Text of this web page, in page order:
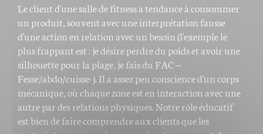
Le client d'une salle de fitness a tendance à consommer
un produit, souvent avec une interprétation fausse
d'une action en relation avec un besoin (l'exemple le
plus frappant est : je désire perdre du poids et avoir une
silhouette pour la plage, je fais du FAC –
Fesse/abdo/cuisse-). Il a assez peu conscience d'un corps
mécanique, où chaque zone est en interaction avec une
autre par des relations physiques. Notre rôle éducatif
est bien de faire comprendre aux clients que les